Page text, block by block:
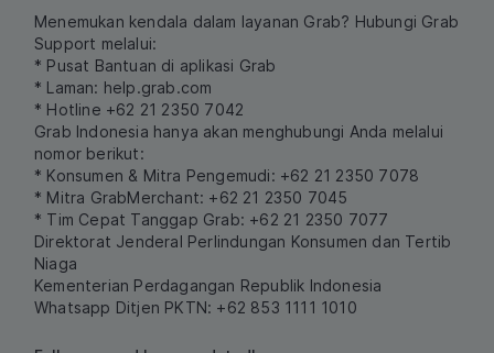
Menemukan kendala dalam layanan Grab? Hubungi Grab
Support melalui:
* Pusat Bantuan di aplikasi Grab
* Laman: help.grab.com
* Hotline +62 21 2350 7042
Grab Indonesia hanya akan menghubungi Anda melalui
nomor berikut:
* Konsumen & Mitra Pengemudi: +62 21 2350 7078
* Mitra GrabMerchant: +62 21 2350 7045
* Tim Cepat Tanggap Grab: +62 21 2350 7077
Direktorat Jenderal Perlindungan Konsumen dan Tertib
Niaga
Kementerian Perdagangan Republik Indonesia
Whatsapp Ditjen PKTN: +62 853 1111 1010